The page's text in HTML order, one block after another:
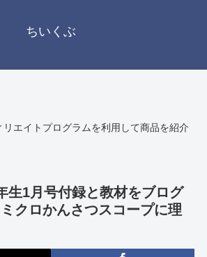
ちいくぶ
エイトプログラムを利用して商品を紹介
生1月号付録と教材をブログ
クロかんさつスコープに理